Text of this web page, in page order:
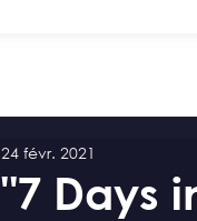
"7 Days
24 févr. 2021